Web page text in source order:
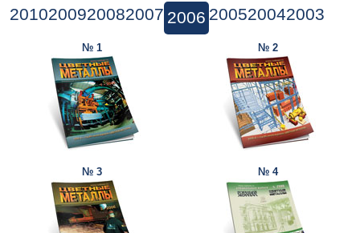
2010200920082007 2006 200520042003
№ 1 № 2
№ 3 № 4